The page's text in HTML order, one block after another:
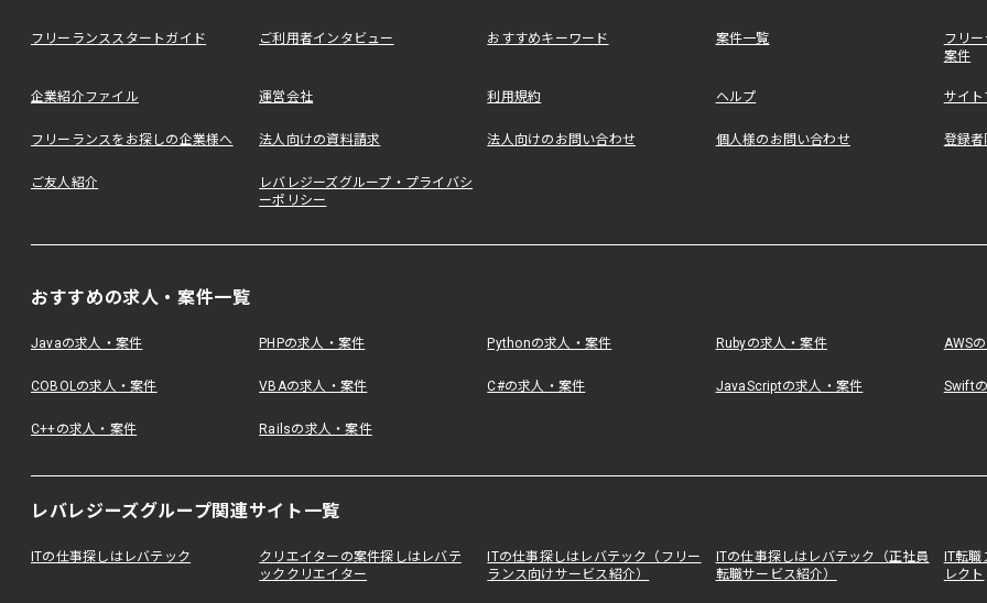
フリーランススタートガイド ご利用者インタビュー おすすめキーワード 案件一覧
フリ
案件
企業紹介ファイル 運営会社 利用規約 ヘルプ サイ
フリーランスをお探しの企業様へ 法人向けの資料請求 法人向けのお問い合わせ 個人様のお問い合わせ 登録者
ご友人紹介
レバレジーズグループ・プライバシ
ーポリシー
おすすめの求人・案件一覧
Javaの求人・案件 PHPの求人・案件 Pythonの求人・案件 Rubyの求人・案件 AWS
COBOLの求人・案件 VBAの求人・案件 C#の求人・案件 JavaScriptの求人・案件 Swift
C++の求人・案件 Railsの求人・案件
レバレジーズグループ関連サイト一覧
ITの仕事探しはレバテック
クリエイターの案件探しはレバテ
ッククリエイター
ITの仕事探しはレバテック（フリー
ランス向けサービス紹介）
ITの仕事探しはレバテック（正社員
転職サービス紹介）
IT転
レクト